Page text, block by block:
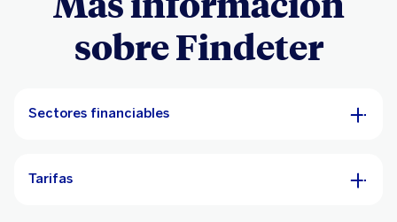
sobre Findeter
Sectores financiables
Tarifas